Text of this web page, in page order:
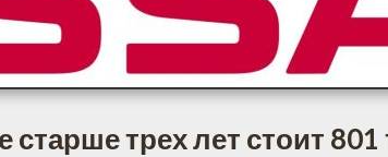
трех лет стоит